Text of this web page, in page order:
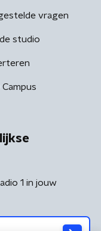
vragen
studio
Campus
1 in jouw